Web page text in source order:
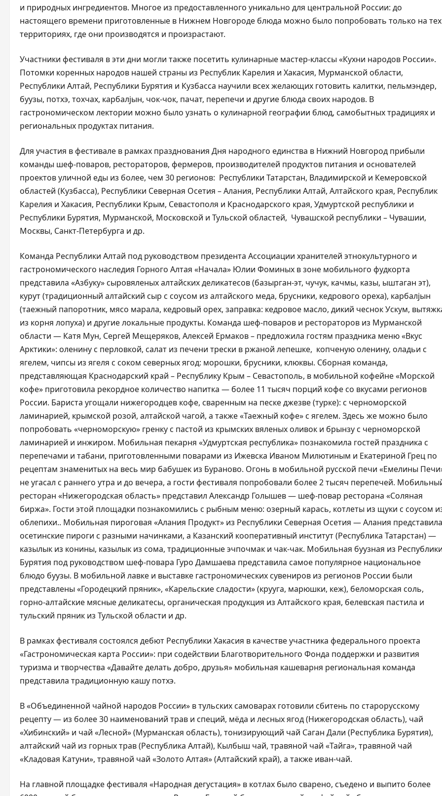
и природных ингредиентов. Многое из предоставленного уникально для центральной России: до
настоящего времени приготовленные в Нижнем Новгороде блюда можно было попробовать только на тех
территориях, где они производятся и произрастают.
Участники фестиваля в эти дни могли также посетить кулинарные мастер-классы «Кухни народов России».
Потомки коренных народов нашей страны из Республик Карелия и Хакасия, Мурманской области,
Республики Алтай, Республики Бурятия и Кузбасса научили всех желающих готовить калитки, пельмэндер,
буузы, потхэ, тохчах, карбалjын, чок-чок, пачат, перепечи и другие блюда своих народов. В
гастрономическом лектории можно было узнать о кулинарной географии блюд, самобытных традициях и
региональных продуктах питания.
Для участия в фестивале в рамках празднования Дня народного единства в Нижний Новгород прибыли
команды шеф-поваров, рестораторов, фермеров, производителей продуктов питания и основателей
проектов уличной еды из более, чем 30 регионов: Республики Татарстан, Владимирской и Кемеровской
областей (Кузбасса), Республики Северная Осетия – Алания, Республики Алтай, Алтайского края, Республик
Карелия и Хакасия, Республики Крым, Севастополя и Краснодарского края, Удмуртской республики и
Республики Бурятия, Мурманской, Московской и Тульской областей, Чувашской республики – Чувашии,
Москвы, Санкт-Петербурга и др.
Команда Республики Алтай под руководством президента Ассоциации хранителей этнокультурного и
гастрономического наследия Горного Алтая «Начала» Юлии Фоминых в зоне мобильного фудкорта
представила «Азбуку» сыровяленых алтайских деликатесов (базырган-эт, чучук, качмы, казы, ыштаган эт),
курут (традиционный алтайский сыр с соусом из алтайского меда, брусники, кедрового ореха), карбалjын
(таежный папоротник, мясо марала, кедровый орех, заправка: кедровое масло, дикий чеснок Ускум,
из корня лопуха) и другие локальные продукты. Команда шеф-поваров и рестораторов из Мурманской
области — Катя Мун, Сергей Мещеряков, Алексей Ермаков – предложила гостям праздника меню «Вкус
Арктики»: оленину с перловкой, салат из печени трески в ржаной лепешке, копченую оленину, оладьи с
ягелем, чипсы из ягеля с соком северных ягод: морошки, брусники, клюквы. Сборная команда,
представляющая Краснодарский край – Республику Крым – Севастополь, в мобильной кофейне «Морской
кофе» приготовила рекордное количество напитка — более 11 тысяч порций кофе со вкусами регионов
России. Бариста угощали нижегородцев кофе, сваренным на песке джезве (турке): с черноморской
ламинарией, крымской розой, алтайской чагой, а также «Таежный кофе» с ягелем. Здесь же можно было
попробовать «черноморскую» гренку с пастой из крымских вяленых оливок и брынзу с черноморской
ламинарией и инжиром. Мобильная пекарня «Удмуртская республика» познакомила гостей праздника с
перепечами и табани, приготовленными поварами из Ижевска Иваном Милютиным и Екатериной Грец по
рецептам знаменитых на весь мир бабушек из Бураново. Огонь в мобильной русской печи «Емелины
не угасал с раннего утра и до вечера, а гости фестиваля попробовали более 2 тысяч перепечей.
ресторан «Нижегородская область» представил Александр Голышев — шеф-повар ресторана «Соляная
биржа». Гости этой площадки познакомились с рыбным меню: озерный карась, котлеты из щуки с соусом
облепихи.. Мобильная пироговая «Алания Продукт» из Республики Северная Осетия — Алания представила
осетинские пироги с разными начинками, а Казанский кооперативный институт (Республика Татарстан) —
казылык из конины, казылык из сома, традиционные эчпочмак и чак-чак. Мобильная буузная из
Бурятия под руководством шеф-повара Гуро Дамшаева представила самое популярное национальное
блюдо буузы. В мобильной лавке и выставке гастрономических сувениров из регионов России были
представлены «Городецкий пряник», «Карельские сладости» (крууга, марюшки, кеж), беломорская соль,
горно-алтайские мясные деликатесы, органическая продукция из Алтайского края, белевская пастила и
тульский пряник из Тульской области и др.
В рамках фестиваля состоялся дебют Республики Хакасия в качестве участника федерального проекта
«Гастрономическая карта России»: при содействии Благотворительного Фонда поддержки и развития
туризма и творчества «Давайте делать добро, друзья» мобильная кашеварня региональная команда
представила традиционную кашу потхэ.
В «Объединенной чайной народов России» в тульских самоварах готовили сбитень по старорусскому
рецепту — из более 30 наименований трав и специй, мёда и лесных ягод (Нижегородская область), чай
«Хибинский» и чай «Лесной» (Мурманская область), тонизирующий чай Саган Дали (Республика Бурятия),
алтайский чай из горных трав (Республика Алтай), Кылбыш чай, травяной чай «Тайга», травяной чай
«Кладовая Катуни», травяной чай «Золото Алтая» (Алтайский край), а также иван-чай.
На главной площадке фестиваля «Народная дегустация» в котлах было сварено, съедено и выпито более